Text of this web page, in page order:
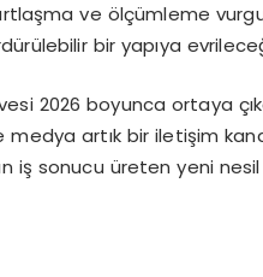
ve ölçümleme
bir yapıya
2026 boyunca ortaya
artık bir iletişim
iş sonucu üreten yeni